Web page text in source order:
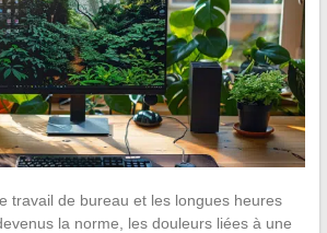
travail de bureau et les longues heures
la norme, les douleurs liées à une